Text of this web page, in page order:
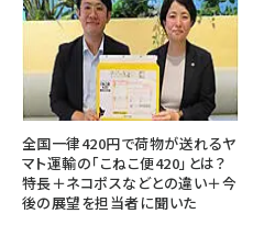
全国一律420円で荷物が送れるヤ
マト運輸の「こねこ便420」とは？
特長＋ネコポスなどとの違い＋今
後の展望を担当者に聞いた